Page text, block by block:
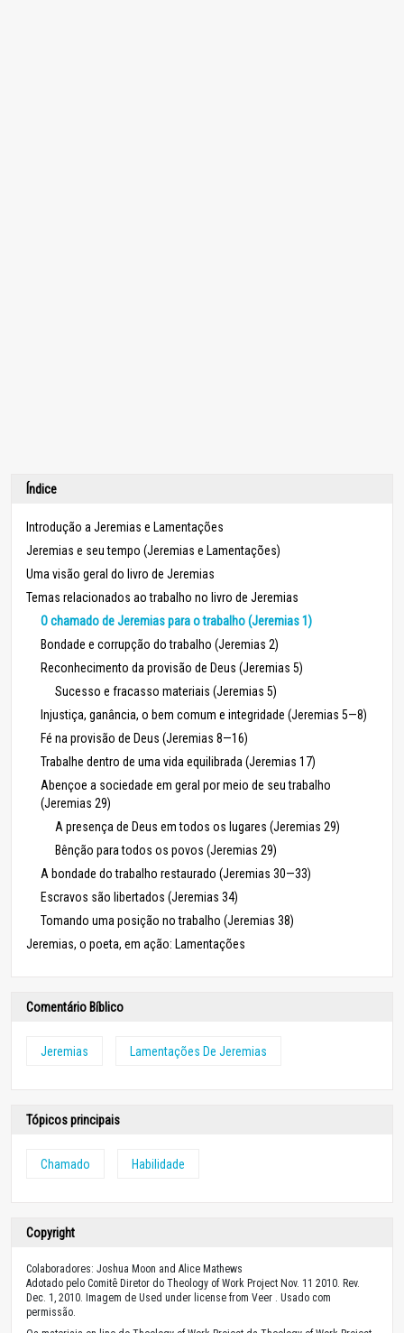
Índice
Introdução a Jeremias e Lamentações
Jeremias e seu tempo (Jeremias e Lamentações)
Uma visão geral do livro de Jeremias
Temas relacionados ao trabalho no livro de Jeremias
O chamado de Jeremias para o trabalho (Jeremias 1)
Bondade e corrupção do trabalho (Jeremias 2)
Reconhecimento da provisão de Deus (Jeremias 5)
Sucesso e fracasso materiais (Jeremias 5)
Injustiça, ganância, o bem comum e integridade (Jeremias 5—8)
Fé na provisão de Deus (Jeremias 8—16)
Trabalhe dentro de uma vida equilibrada (Jeremias 17)
Abençoe a sociedade em geral por meio de seu trabalho
(Jeremias 29)
A presença de Deus em todos os lugares (Jeremias 29)
Bênção para todos os povos (Jeremias 29)
A bondade do trabalho restaurado (Jeremias 30—33)
Escravos são libertados (Jeremias 34)
Tomando uma posição no trabalho (Jeremias 38)
Jeremias, o poeta, em ação: Lamentações
Comentário Bíblico
Jeremias Lamentações De Jeremias
Tópicos principais
Chamado Habilidade
Copyright
Colaboradores: Joshua Moon and Alice Mathews
Adotado pelo Comitê Diretor do Theology of Work Project Nov. 11 2010. Rev.
Dec. 1, 2010. Imagem de Used under license from Veer . Usado com
permissão.